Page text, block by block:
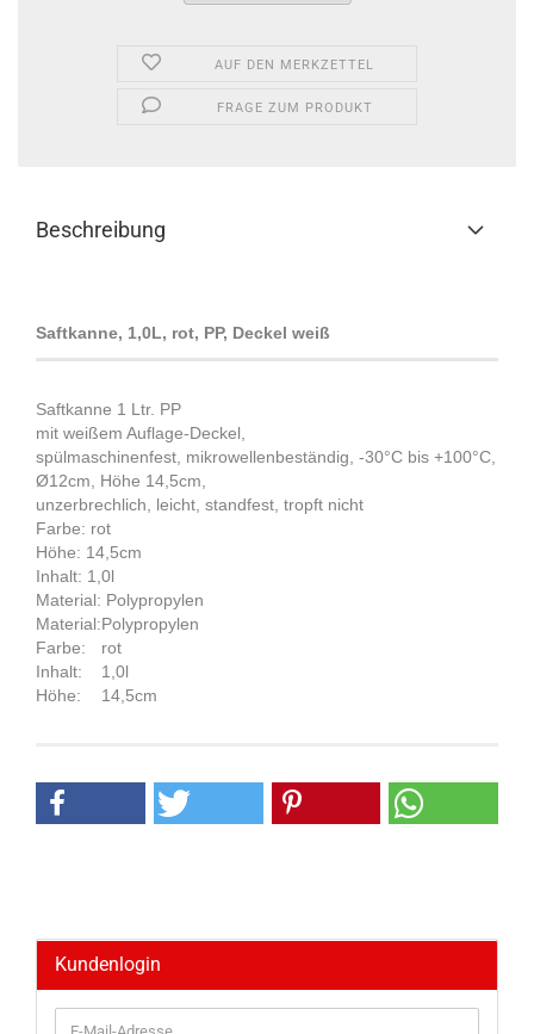
AUF DEN MERKZETTEL
FRAGE ZUM PRODUKT
Beschreibung
Saftkanne, 1,0L, rot, PP, Deckel weiß
Saftkanne 1 Ltr. PP
mit weißem Auflage-Deckel,
spülmaschinenfest, mikrowellenbeständig, -30°C bis +100°C,
Ø12cm, Höhe 14,5cm,
unzerbrechlich, leicht, standfest, tropft nicht
Farbe: rot
Höhe: 14,5cm
Inhalt: 1,0l
Material: Polypropylen
Material:Polypropylen
Farbe:
rot
Inhalt:
1,0l
Höhe:
14,5cm
Kundenlogin
E-